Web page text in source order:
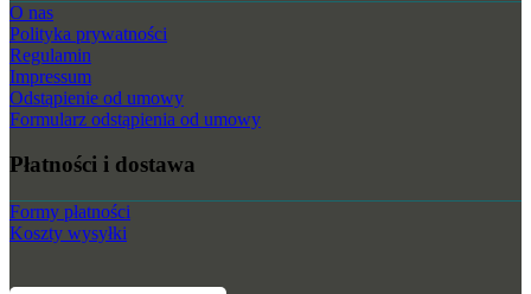
O nas
Polityka prywatności
Regulamin
Impressum
Odstąpienie od umowy
Formularz odstąpienia od umowy
Płatności i dostawa
Formy płatności
Koszty wysyłki